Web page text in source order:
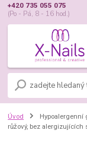
+420 735 055 075
(Po - Pá, 8 - 16 hod.)
Úvod
Hypoalergenní
růžový, bez alergizujících